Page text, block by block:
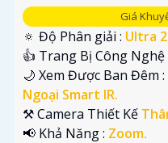
Giá
🔅 Độ Phân giải : Ultra
👍 Trang Bị Công Nghệ
🌙 Xem Được Ban Đêm :
Ngoại Smart IR.
⚒ Camera Thiết Kế
️📢 Khả Năng : Zoom.